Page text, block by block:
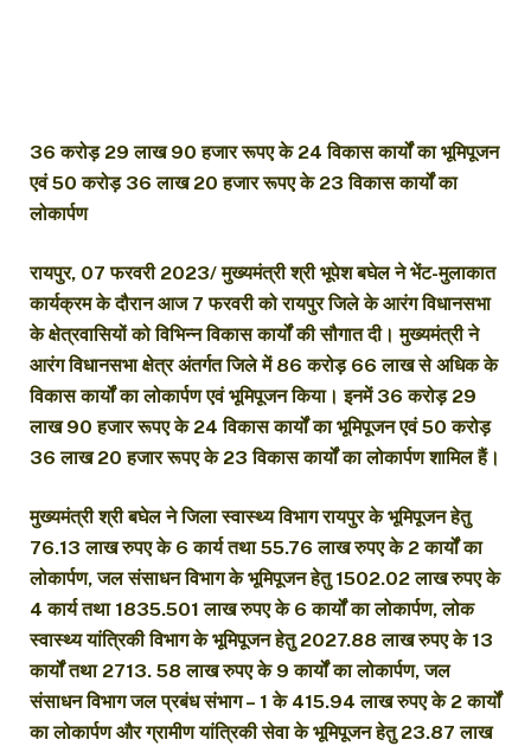
36 करोड़ 29 लाख 90 हजार रूपए के 24 विकास कार्यों का भूमिपूजन
एवं 50 करोड़ 36 लाख 20 हजार रूपए के 23 विकास कार्यों का
लोकार्पण
रायपुर, 07 फरवरी 2023/ मुख्यमंत्री श्री भूपेश बघेल ने भेंट-मुलाकात
कार्यक्रम के दौरान आज 7 फरवरी को रायपुर जिले के आरंग विधानसभा
के क्षेत्रवासियों को विभिन्न विकास कार्यों की सौगात दी। मुख्यमंत्री ने
आरंग विधानसभा क्षेत्र अंतर्गत जिले में 86 करोड़ 66 लाख से अधिक के
विकास कार्यों का लोकार्पण एवं भूमिपूजन किया। इनमें 36 करोड़ 29
लाख 90 हजार रूपए के 24 विकास कार्यों का भूमिपूजन एवं 50 करोड़
36 लाख 20 हजार रूपए के 23 विकास कार्यों का लोकार्पण शामिल हैं।
मुख्यमंत्री श्री बघेल ने जिला स्वास्थ्य विभाग रायपुर के भूमिपूजन हेतु
76.13 लाख रुपए के 6 कार्य तथा 55.76 लाख रुपए के 2 कार्यों का
लोकार्पण, जल संसाधन विभाग के भूमिपूजन हेतु 1502.02 लाख रुपए के
4 कार्य तथा 1835.501 लाख रुपए के 6 कार्यों का लोकार्पण, लोक
स्वास्थ्य यांत्रिकी विभाग के भूमिपूजन हेतु 2027.88 लाख रुपए के 13
कार्यों तथा 2713. 58 लाख रुपए के 9 कार्यों का लोकार्पण, जल
संसाधन विभाग जल प्रबंध संभाग – 1 के 415.94 लाख रुपए के 2 कार्यों
का लोकार्पण और ग्रामीण यांत्रिकी सेवा के भूमिपूजन हेतु 23.87 लाख